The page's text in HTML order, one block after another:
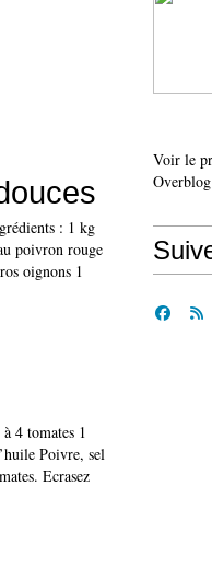
: 1 kg
poivron rouge
oignons 1
4 tomates 1
Poivre, sel
Ecrasez
Voir le
Overblog